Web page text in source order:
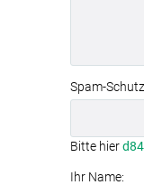
Spam-
Bitte hierd84
Ihr Name: